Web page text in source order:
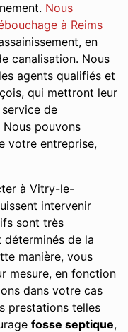
Nous
à Reims
en
canalisation. Nous
agents qualifiés et
qui mettront leur
de
Nous pouvons
votre entreprise,
à Vitry-le-
intervenir
sont très
de la
manière, vous
mesure, en fonction
dans votre cas
prestations telles
fosse septique,